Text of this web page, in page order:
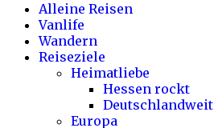
Alleine Reisen
Vanlife
Wandern
Reiseziele
Heimatliebe
Hessen rockt
Deutschlandweit
Europa